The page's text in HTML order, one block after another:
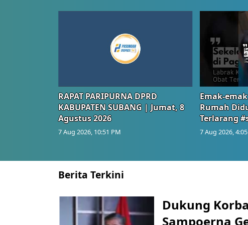
RAPAT PARIPURNA DPRD
KABUPATEN SUBANG | Jumat, 8
Agustus 2026
7 Aug 2026, 10:51 PM
Emak-
Rumah
Terlarang
7 Aug 2026,
Berita Terkini
Dukung
Sampoerna